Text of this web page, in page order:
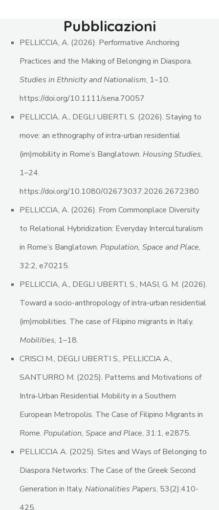
Pubblicazioni
PELLICCIA, A. (2026). Performative Anchoring
Practices and the Making of Belonging in Diaspora.
Studies in Ethnicity and Nationalism, 1–10.
https://doi.org/10.1111/sena.70057
PELLICCIA, A., DEGLI UBERTI, S. (2026). Staying to
move: an ethnography of intra-urban residential
(im)mobility in Rome’s Banglatown. Housing Studies,
1–24.
https://doi.org/10.1080/02673037.2026.2672380
PELLICCIA, A. (2026). From Commonplace Diversity
to Relational Hybridization: Everyday Interculturalism
in Rome’s Banglatown. Population, Space and Place,
32:2, e70215.
PELLICCIA, A., DEGLI UBERTI, S., MASI, G. M. (2026).
Toward a socio-anthropology of intra-urban residential
(im)mobilities. The case of Filipino migrants in Italy.
Mobilities, 1–18.
CRISCI M., DEGLI UBERTI S., PELLICCIA A.,
SANTURRO M. (2025). Patterns and Motivations of
Intra‐Urban Residential Mobility in a Southern
European Metropolis. The Case of Filipino Migrants in
Rome. Population, Space and Place, 31:1, e2875.
PELLICCIA A. (2025). Sites and Ways of Belonging to
Diaspora Networks: The Case of the Greek Second
Generation in Italy. Nationalities Papers, 53(2):410-
425.